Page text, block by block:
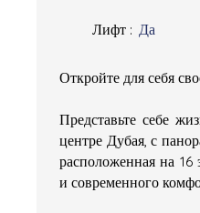
Лифт : Да
Откройте для себя
Представьте себе
центре Дубая, с
расположенная на
и современного